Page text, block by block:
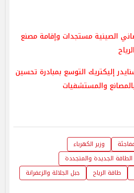
الصينية مستجدات وإقامة مصنع
إليكتريك التوسع بمبادرة تحسين
والمستشفيات
وزير الكهرباء
الجديدة والمتجددة
طاقة الرياح
جبل الجلالة والزعفرانة